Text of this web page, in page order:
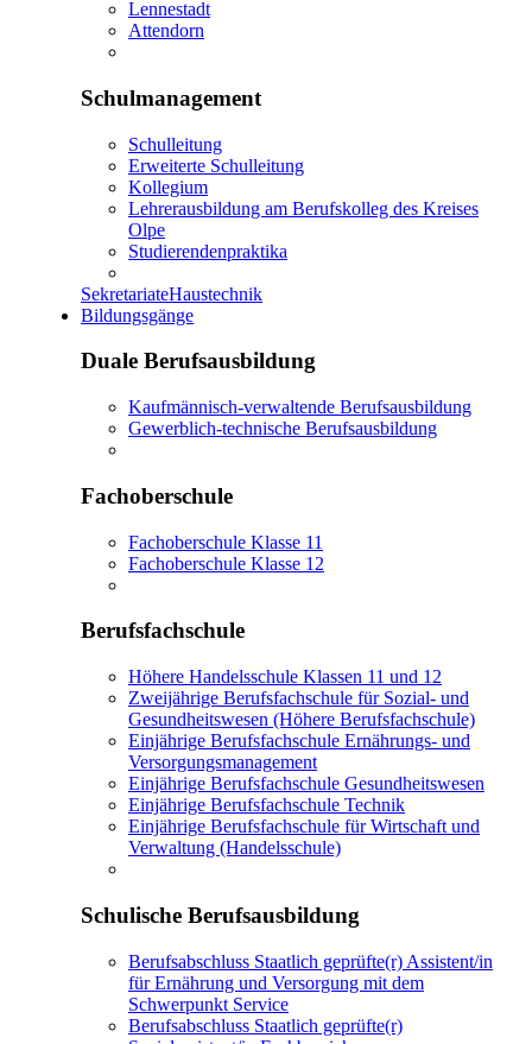
Lennestadt
Attendorn
Schulmanagement
Schulleitung
Erweiterte Schulleitung
Kollegium
Lehrerausbildung am Berufskolleg des Kreises
Olpe
Studierendenpraktika
SekretariateHaustechnik
Bildungsgänge
Duale Berufsausbildung
Kaufmännisch-verwaltende Berufsausbildung
Gewerblich-technische Berufsausbildung
Fachoberschule
Fachoberschule Klasse 11
Fachoberschule Klasse 12
Berufsfachschule
Höhere Handelsschule Klassen 11 und 12
Zweijährige Berufsfachschule für Sozial- und
Gesundheitswesen (Höhere Berufsfachschule)
Einjährige Berufsfachschule Ernährungs- und
Versorgungsmanagement
Einjährige Berufsfachschule Gesundheitswesen
Einjährige Berufsfachschule Technik
Einjährige Berufsfachschule für Wirtschaft und
Verwaltung (Handelsschule)
Schulische Berufsausbildung
Berufsabschluss Staatlich geprüfte(r) Assistent/in
für Ernährung und Versorgung mit dem
Schwerpunkt Service
Berufsabschluss Staatlich geprüfte(r)